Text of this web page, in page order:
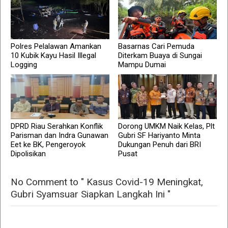
Polres Pelalawan Amankan
10 Kubik Kayu Hasil Illegal
Logging
Basarnas Cari Pemuda
Diterkam Buaya di Sungai
Mampu Dumai
DPRD Riau Serahkan Konflik
Parisman dan Indra Gunawan
Eet ke BK, Pengeroyok
Dipolisikan
Dorong UMKM Naik Kelas, Plt
Gubri SF Hariyanto Minta
Dukungan Penuh dari BRI
Pusat
No Comment to " Kasus Covid-19 Meningkat,
Gubri Syamsuar Siapkan Langkah Ini "